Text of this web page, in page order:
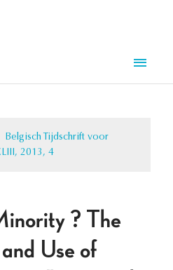
Belgisch Tijdschrift voor
2013, 4
? The
Use of